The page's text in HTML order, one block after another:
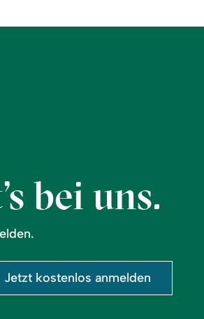
bei uns.
Jetzt kostenlos anmelden